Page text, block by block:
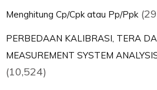
Menghitung Cp/Cpk atau Pp/Ppk
PERBEDAAN KALIBRASI, TERA
MEASUREMENT SYSTEM
(10,524)